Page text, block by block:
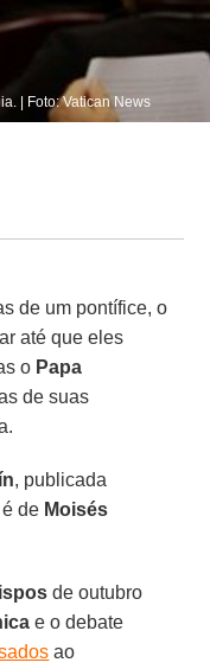
| Foto: Vatican News
de um pontífice, o
até que eles
o Papa
de suas
, publicada
de Moisés
de outubro
e o debate
ao